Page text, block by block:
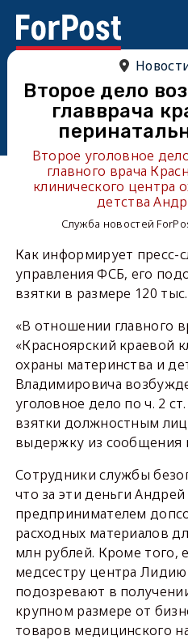
Второе дело
главврача
Второе уголовное
главного врача
клинического центра
детства
Служба новостей
Как информирует пресс-
управления ФСБ, его
взятки в размере 120
«В отношении главного
«Красноярский краевой
охраны материнства и
Владимировича
уголовное дело по ч. 2
взятки должностным
выдержку из сообщения
Сотрудники службы
что за эти деньги
предпринимателем
расходных материалов
млн рублей. Кроме того,
медсестру центра
подозревают в
крупном размере от
товаров медицинского